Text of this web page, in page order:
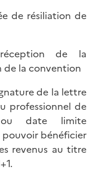
de résiliation de
de la
la convention
de la lettre
professionnel de
ou date limite
pouvoir bénéficier
revenus au titre